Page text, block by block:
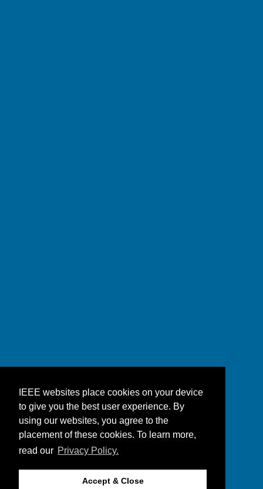
IEEE websites place cookies on your device
to give you the best user experience. By
using our websites, you agree to the
placement of these cookies. To learn more,
read our Privacy Policy.
Accept & Close